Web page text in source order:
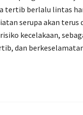
tertib berlalu lintas
serupa akan
kecelakaan,
dan